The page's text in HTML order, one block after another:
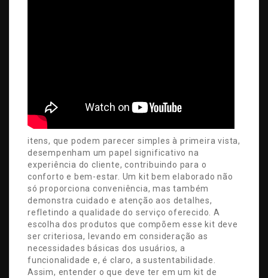
itens, que podem parecer simples à primeira vista,
desempenham um papel significativo na
experiência do cliente, contribuindo para o
conforto e bem-estar. Um kit bem elaborado não
só proporciona conveniência, mas também
demonstra cuidado e atenção aos detalhes,
refletindo a qualidade do serviço oferecido. A
escolha dos produtos que compõem esse kit deve
ser criteriosa, levando em consideração as
necessidades básicas dos usuários, a
funcionalidade e, é claro, a sustentabilidade.
Assim, entender o que deve ter em um kit de